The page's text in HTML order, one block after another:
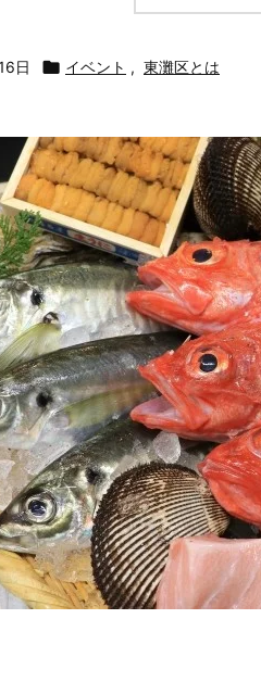
日  イベント , 東灘区とは